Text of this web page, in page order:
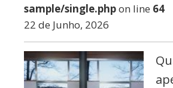
sample/single.phpon line 64
22 de Junho, 2026